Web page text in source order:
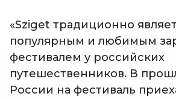
«Sziget традиционно
популярным и любимым
фестивалем у российских
путешественников. В
России на фестиваль